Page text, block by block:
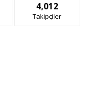
4,012
Takipçiler